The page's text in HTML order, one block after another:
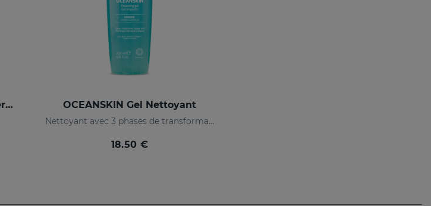
ABRADERMOL Crème Microdermoabrasion OCEANSKIN Gel Nettoyant
Nettoyant avec 3 phases de transformation qui nettoie, démaquille et prend soin de la peau
18.50 €